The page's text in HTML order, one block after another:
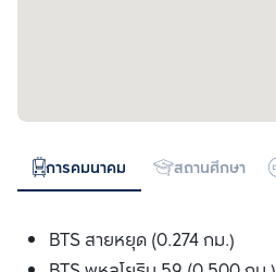
การคมนาคม สถานศึกษา
BTS สายหยุด (0.274 กม.)